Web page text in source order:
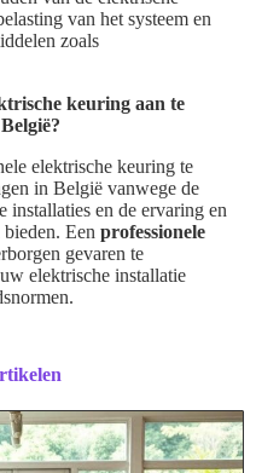
van het systeem en
zoals
keuring aan te
elektrische keuring te
in België vanwege de
installaties en de ervaring en
Een professionele
gevaren te
elektrische installatie